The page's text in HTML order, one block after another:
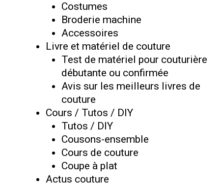
Costumes
Broderie machine
Accessoires
Livre et matériel de couture
Test de matériel pour couturière
débutante ou confirmée
Avis sur les meilleurs livres de
couture
Cours / Tutos / DIY
Tutos / DIY
Cousons-ensemble
Cours de couture
Coupe à plat
Actus couture